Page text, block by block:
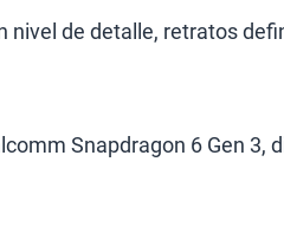
de detalle, retratos
Snapdragon 6 Gen 3,